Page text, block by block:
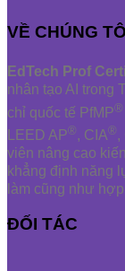
VỀ CHÚNG
EdTech Prof Certi
nhân tạo AI trong
chỉ quốc tế PfMP®
LEED AP®, CIA®,
viên nâng cao
khẳng định năng
làm cũng như
ĐỐI TÁC